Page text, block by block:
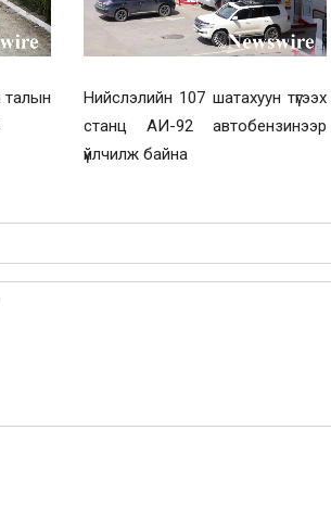
талын
Нийслэлийн 107 шатахуун түгээх
станц АИ-92 автобензинээр
үйлчилж байна